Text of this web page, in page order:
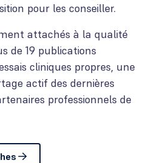
pour les conseiller.
attachés à la qualité
de 19 publications
cliniques propres, une
actif des dernières
professionnels de